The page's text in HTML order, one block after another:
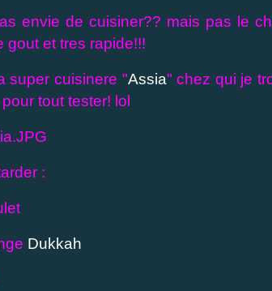
envie de cuisiner?? mais pas le
gout et tres rapide!!!
super cuisinere "Assia" chez qui je
tout tester! lol
:
Dukkah